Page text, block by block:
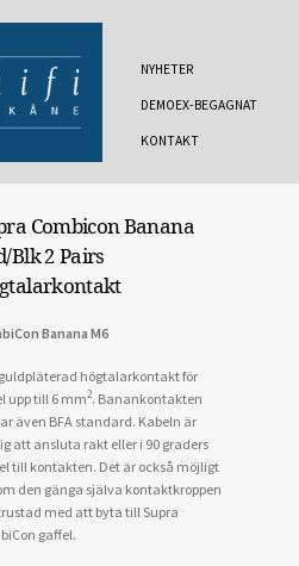
NYHETER
DEMOEX-BEGAGNAT
KONTAKT
Combicon Banana
Blk 2 Pairs
Banana M6
högtalarkontakt för
upp till 6 mm2. Banankontakten
även BFA standard. Kabeln är
att ansluta rakt eller i 90 graders
till kontakten. Det är också möjligt
den gänga själva kontaktkroppen
med att byta till Supra
gaffel.